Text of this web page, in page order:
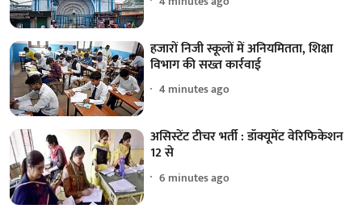
हजारों निजी स्कूलों में अनियमितता, शिक्षा
विभाग की सख्त कार्रवाई
4 minutes ago
असिस्टेंट टीचर भर्ती : डॉक्यूमेंट वेरिफिकेशन
12 से
6 minutes ago